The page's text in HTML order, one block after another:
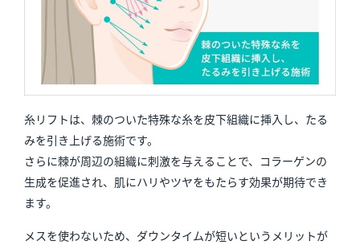
糸リフトは、棘のついた特殊な糸を皮下組織に挿入し、たる
みを引き上げる施術です。
さらに棘が周辺の組織に刺激を与えることで、コラーゲンの
生成を促進され、肌にハリやツヤをもたらす効果が期待でき
ます。
メスを使わないため、ダウンタイムが短いというメリットが